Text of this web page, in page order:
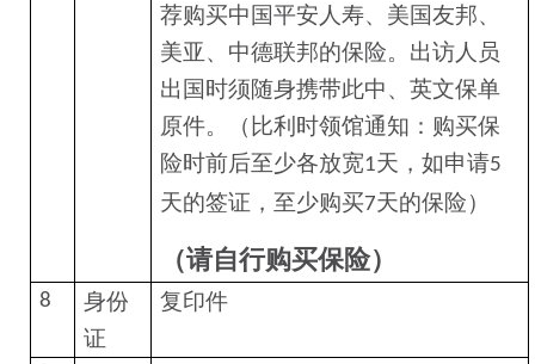
荐购买中国平安人寿、美国友邦、
美亚、中德联邦的保险。出访人员
出国时须随身携带此中、英文保单
原件。（比利时领馆通知：购买保
险时前后至少各放宽1天，如申请5
天的签证，至少购买7天的保险）
（请自行购买保险）
8
身份
证
复印件